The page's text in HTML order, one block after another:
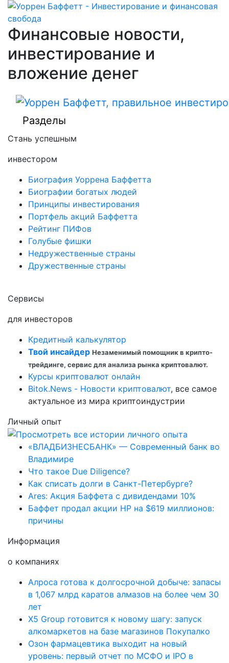
Финансовые новости,
инвестирование и
вложение денег
Разделы
Стань успешным
инвестором
Биография Уоррена Баффетта
Биографии богатых людей
Принципы инвестирования
Портфель акций Баффетта
Рейтинг ПИФов
Голубые фишки
Недружественные страны
Дружественные страны
Сервисы
для инвесторов
Кредитный калькулятор
Твой инсайдер Незаменимый помощник в крипто-
трейдинге, сервис для анализа рынка криптовалют.
Курсы криптовалют онлайн
Bitok.News - Новости криптовалют, все самое
актуальное из мира криптоиндустрии
Личный опыт
«ВЛАДБИЗНЕСБАНК» — Современный банк во
Владимире
Что такое Due Diligence?
Как списать долги в Санкт-Петербурге?
Ares: Акция Баффета с дивидендами 10%
Баффет продал акции HP на $619 миллионов:
причины
Информация
о компаниях
Алроса готова к долгосрочной добыче: запасы
в 1,067 млрд каратов алмазов на более чем 30
лет
X5 Group готовится к новому шагу: запуск
алкомаркетов на базе магазинов Покупалко
Озон фармацевтика выходит на новый
уровень: первый отчет по МСФО и IPO в